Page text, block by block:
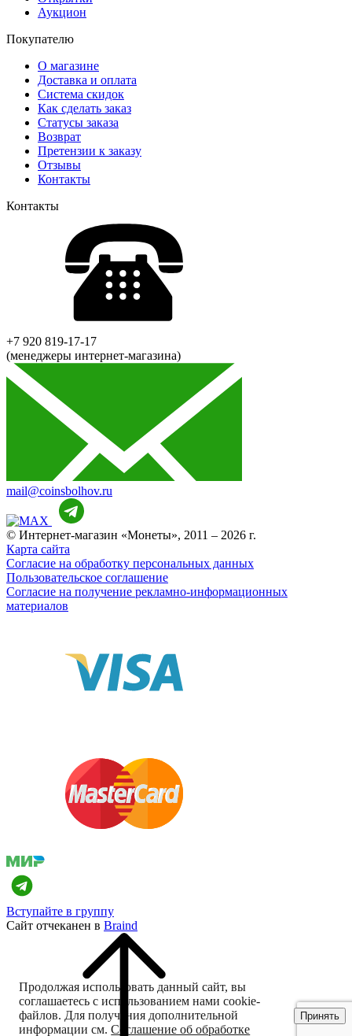
Аукцион
Покупателю
О магазине
Доставка и оплата
Система скидок
Как сделать заказ
Статусы заказа
Возврат
Претензии к заказу
Отзывы
Контакты
Контакты
+7 920 819-17-17
(менеджеры интернет-магазина)
mail@coinsbolhov.ru
© Интернет-магазин «Монеты», 2011 – 2026 г.
Карта сайта
Согласие на обработку персональных данных
Пользовательское соглашение
Согласие на получение рекламно-информационных
материалов
Вступайте в группу
Сайт отчеканен в Braind
Продолжая использовать данный сайт, вы
соглашаетесь с использованием нами cookie-
файлов. Для получения дополнительной
информации см.Соглашение об обработке
Принять